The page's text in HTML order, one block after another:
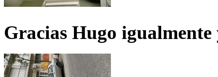
Gracias Hugo igualmente